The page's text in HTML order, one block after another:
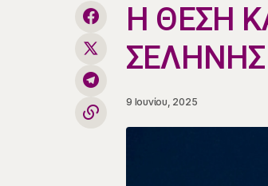
Η ΘΕΣΗ
ΣΕΛΗΝΗΣ
9 Ιουνίου, 2025